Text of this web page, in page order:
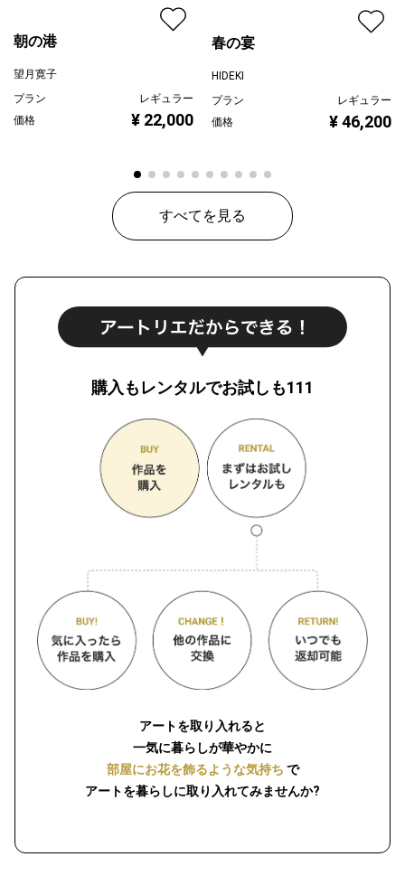
朝の港
望月寛子
プラン
レギュラー
価格
¥ 22,000
春の宴
HIDEKI
プラン
レギュラー
価格
¥ 46,200
すべてを見る
購入もレンタルでお試しも111
アートを取り入れると
一気に暮らしが華やかに
部屋にお花を飾るような気持ち で
アートを暮らしに取り入れてみませんか?